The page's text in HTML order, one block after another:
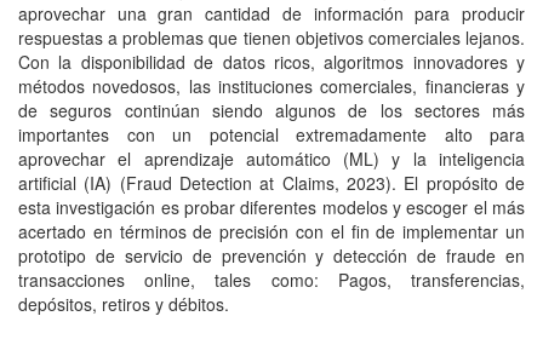
aprovechar una gran cantidad de información para producir
respuestas a problemas que tienen objetivos comerciales lejanos.
Con la disponibilidad de datos ricos, algoritmos innovadores y
métodos novedosos, las instituciones comerciales, financieras y
de seguros continúan siendo algunos de los sectores más
importantes con un potencial extremadamente alto para
aprovechar el aprendizaje automático (ML) y la inteligencia
artificial (IA) (Fraud Detection at Claims, 2023). El propósito de
esta investigación es probar diferentes modelos y escoger el más
acertado en términos de precisión con el fin de implementar un
prototipo de servicio de prevención y detección de fraude en
transacciones online, tales como: Pagos, transferencias,
depósitos, retiros y débitos.